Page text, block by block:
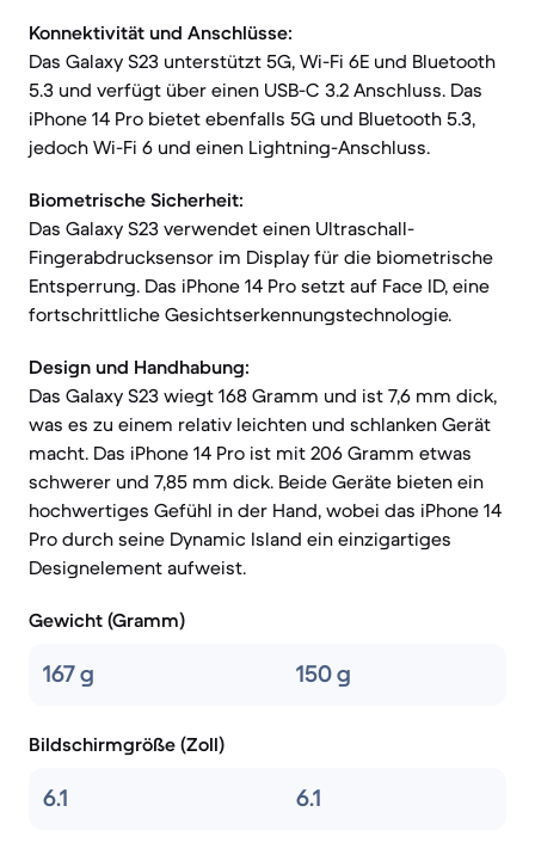
Konnektivität und Anschlüsse:
Das Galaxy S23 unterstützt 5G, Wi-Fi 6E und Bluetooth
5.3 und verfügt über einen USB-C 3.2 Anschluss. Das
iPhone 14 Pro bietet ebenfalls 5G und Bluetooth 5.3,
jedoch Wi-Fi 6 und einen Lightning-Anschluss.
Biometrische Sicherheit:
Das Galaxy S23 verwendet einen Ultraschall-
Fingerabdrucksensor im Display für die biometrische
Entsperrung. Das iPhone 14 Pro setzt auf Face ID, eine
fortschrittliche Gesichtserkennungstechnologie.
Design und Handhabung:
Das Galaxy S23 wiegt 168 Gramm und ist 7,6 mm dick,
was es zu einem relativ leichten und schlanken Gerät
macht. Das iPhone 14 Pro ist mit 206 Gramm etwas
schwerer und 7,85 mm dick. Beide Geräte bieten ein
hochwertiges Gefühl in der Hand, wobei das iPhone 14
Pro durch seine Dynamic Island ein einzigartiges
Designelement aufweist.
Gewicht (Gramm)
167 g 150 g
Bildschirmgröße (Zoll)
6.1 6.1